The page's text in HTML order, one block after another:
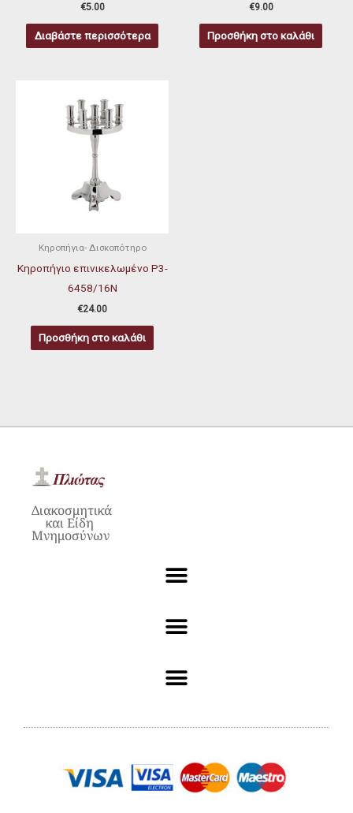
€5.00
Διαβάστε περισσότερα
€9.00
Προσθήκη στο καλάθι
Κηροπήγια- Δισκοπότηρο
Κηροπήγιο επινικελωμένο P3-
6458/16Ν
€24.00
Προσθήκη στο καλάθι
Διακοσμητικά
και Είδη
Μνημοσύνων